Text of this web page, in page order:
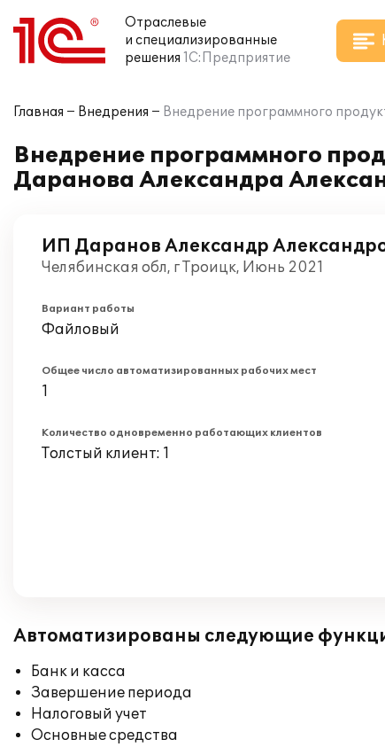
Отраслевые
и специализированные
решения 1С:Предприятие
Главная Внедрения Внедрение программного
Внедрение программного
Даранова Александра
ИП Даранов Александр
Челябинская обл, г Троицк, Июнь 2021
Вариант работы
Файловый
Общее число автоматизированных рабочих мест
1
Количество одновременно работающих клиентов
Толстый клиент: 1
Автоматизированы следующие
Банк и касса
Завершение периода
Налоговый учет
Основные средства